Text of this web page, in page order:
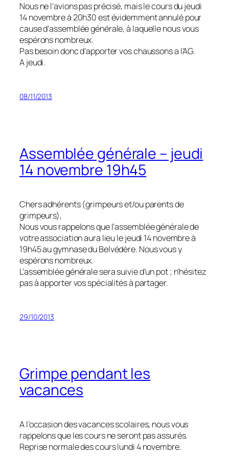
Nous ne l’avions pas précisé, mais le cours du jeudi
14 novembre à 20h30 est évidemment annulé pour
cause d’assemblée générale, à laquelle nous vous
espérons nombreux.
Pas besoin donc d’apporter vos chaussons a l’AG.
A jeudi.
08/11/2013
Assemblée générale – jeudi
14 novembre 19h45
Chers adhérents (grimpeurs et/ou parents de
grimpeurs),
Nous vous rappelons que l’assemblée générale de
votre association aura lieu le jeudi 14 novembre à
19h45 au gymnase du Belvédère. Nous vous y
espérons nombreux.
L’assemblée générale sera suivie d’un pot ; n’hésitez
pas à apporter vos spécialités à partager.
29/10/2013
Grimpe pendant les
vacances
A l’occasion des vacances scolaires, nous vous
rappelons que les cours ne seront pas assurés.
Reprise normale des cours lundi 4 novembre.